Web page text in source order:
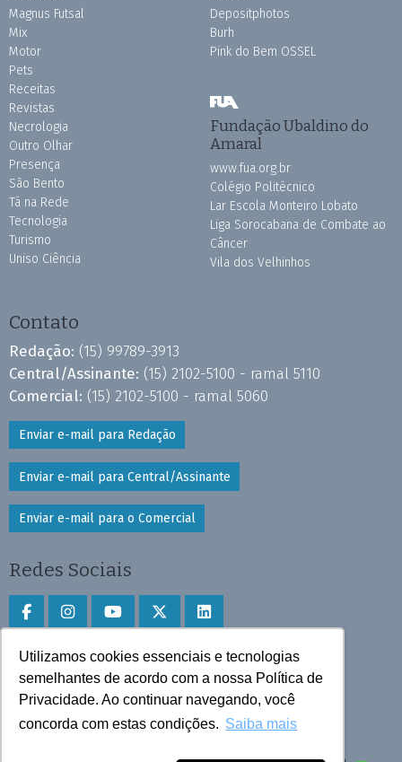
Utilizamos cookies essenciais e tecnologias
semelhantes de acordo com a nossa Política de
Privacidade. Ao continuar navegando, você
concorda com estas condições. Saiba mais
Magnus Futsal
Mix
Motor
Pets
Receitas
Revistas
Necrologia
Outro Olhar
Presença
São Bento
Tá na Rede
Tecnologia
Turismo
Uniso Ciência
Depositphotos
Burh
Pink do Bem OSSEL
Fundação Ubaldino do
Amaral
www.fua.org.br
Colégio Politécnico
Lar Escola Monteiro Lobato
Liga Sorocabana de Combate ao
Câncer
Vila dos Velhinhos
Contato
Redação: (15) 99789-3913
Central/Assinante: (15) 2102-5100 - ramal 5110
Comercial: (15) 2102-5100 - ramal 5060
Enviar e-mail para Redação
Enviar e-mail para Central/Assinante
Enviar e-mail para o Comercial
Redes Sociais
Faça download do aplicativo
Play Store e App Store